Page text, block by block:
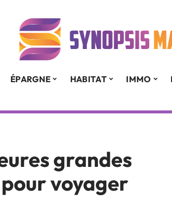
ÉPARGNE HABITAT IMMO
grandes
voyager